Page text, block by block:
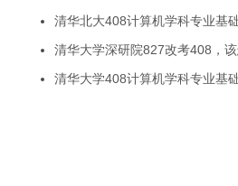
清华北大408计算机学科专业基
清华大学深研院827改考408，
清华大学408计算机学科专业基